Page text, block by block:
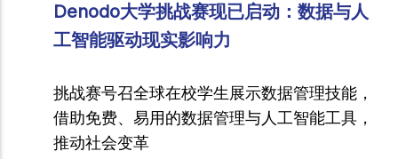
Denodo大学挑战赛现已启动：数据与人
工智能驱动现实影响力
挑战赛号召全球在校学生展示数据管理技能，
借助免费、易用的数据管理与人工智能工具，
推动社会变革